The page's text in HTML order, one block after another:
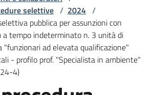
selettive / 2024 /
pubblica per assunzioni con
tempo indeterminato n. 3 unità di
"funzionari ad elevata qualificazione"
- profilo prof. "Specialista in ambiente"
4)